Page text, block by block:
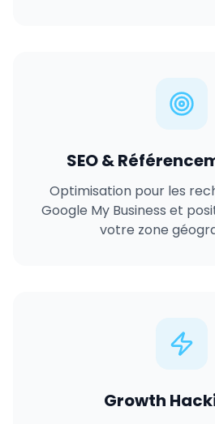
SEO &
Optimisation pour les
Google My Business et
votre zone
Growth